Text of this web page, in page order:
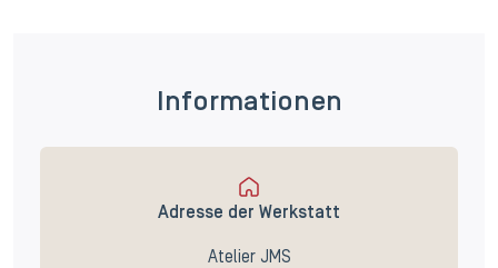
Informationen
Adresse der Werkstatt
Atelier JMS